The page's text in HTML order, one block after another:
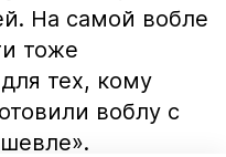
На самой вобле
тоже
тех, кому
воблу с